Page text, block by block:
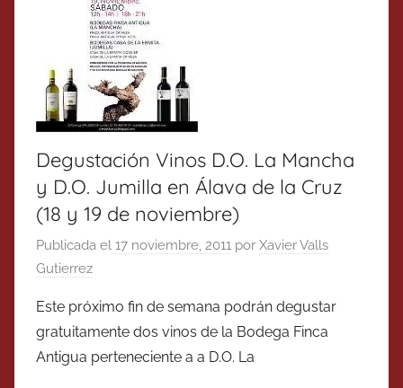
Degustación Vinos D.O. La Mancha
y D.O. Jumilla en Álava de la Cruz
(18 y 19 de noviembre)
Publicada el 17 noviembre, 2011 por Xavier Valls
Gutierrez
Este próximo fin de semana podrán degustar
gratuitamente dos vinos de la Bodega Finca
Antigua perteneciente a a D.O. La